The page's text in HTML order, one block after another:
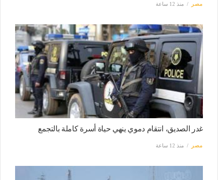
مصر منذ 12 ساعة
غدر الصديق، انتقام دموي ينهي حياة أسرة كاملة بالتجمع
مصر منذ 12 ساعة